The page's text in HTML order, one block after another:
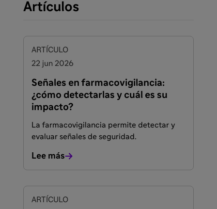
Artículos
ARTÍCULO
22 jun 2026
Señales en farmacovigilancia:
¿cómo detectarlas y cuál es su
impacto?
La farmacovigilancia permite detectar y
evaluar señales de seguridad.
Lee más
ARTÍCULO